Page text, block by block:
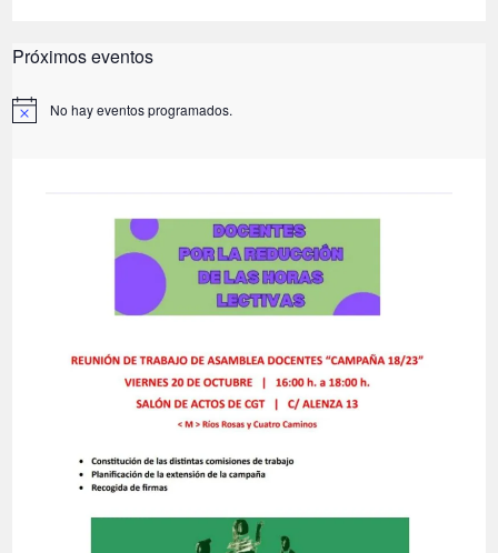
Próximos eventos
A
No hay eventos programados.